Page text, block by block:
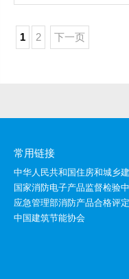
1 2 下一页
常用链接
中华人民共和国住房和城乡
国家消防电子产品监督检验
应急管理部消防产品合格评
中国建筑节能协会